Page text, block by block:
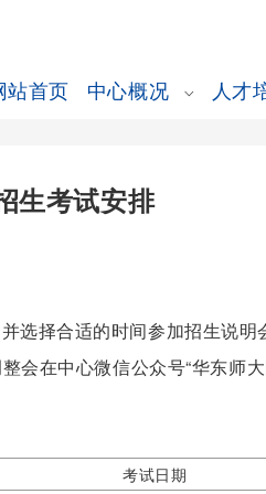
站首页 中心概况 人才
生考试安排
选择合适的时间参加招生说
会在中心微信公众号“华东师
考试日期